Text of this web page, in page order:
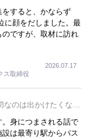
すると、かならず
に顔をだしました。最
ですが、取材に訪れ
話が次々が飛び出しま
２つあります。一つ
サービス業、接客業
つは1800円もする
に懸念もあったそう
外車が停まっている
そうです。今回の記
ス取締役
2026.07.17
のは出かけたくなる
身につまされる話で
は最寄り駅からバス